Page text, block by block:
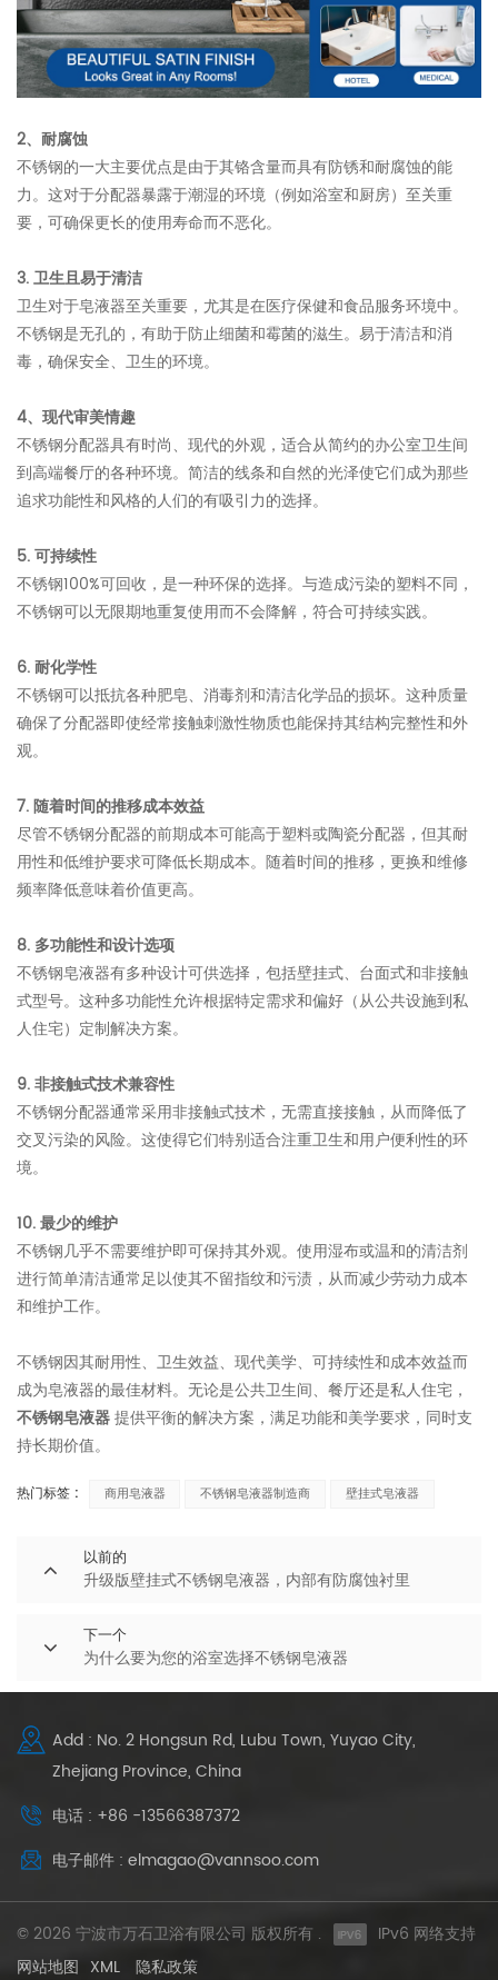
2、耐腐蚀
不锈钢的一大主要优点是由于其铬含量而具有防锈和耐腐蚀的能
力。这对于分配器暴露于潮湿的环境（例如浴室和厨房）至关重
要，可确保更长的使用寿命而不恶化。
3. 卫生且易于清洁
卫生对于皂液器至关重要，尤其是在医疗保健和食品服务环境中。
不锈钢是无孔的，有助于防止细菌和霉菌的滋生。易于清洁和消
毒，确保安全、卫生的环境。
4、现代审美情趣
不锈钢分配器具有时尚、现代的外观，适合从简约的办公室卫生间
到高端餐厅的各种环境。简洁的线条和自然的光泽使它们成为那些
追求功能性和风格的人们的有吸引力的选择。
5. 可持续性
不锈钢100%可回收，是一种环保的选择。与造成污染的塑料不同，
不锈钢可以无限期地重复使用而不会降解，符合可持续实践。
6. 耐化学性
不锈钢可以抵抗各种肥皂、消毒剂和清洁化学品的损坏。这种质量
确保了分配器即使经常接触刺激性物质也能保持其结构完整性和外
观。
7. 随着时间的推移成本效益
尽管不锈钢分配器的前期成本可能高于塑料或陶瓷分配器，但其耐
用性和低维护要求可降低长期成本。随着时间的推移，更换和维修
频率降低意味着价值更高。
8. 多功能性和设计选项
不锈钢皂液器有多种设计可供选择，包括壁挂式、台面式和非接触
式型号。这种多功能性允许根据特定需求和偏好（从公共设施到私
人住宅）定制解决方案。
9. 非接触式技术兼容性
不锈钢分配器通常采用非接触式技术，无需直接接触，从而降低了
交叉污染的风险。这使得它们特别适合注重卫生和用户便利性的环
境。
10. 最少的维护
不锈钢几乎不需要维护即可保持其外观。使用湿布或温和的清洁剂
进行简单清洁通常足以使其不留指纹和污渍，从而减少劳动力成本
和维护工作。
不锈钢因其耐用性、卫生效益、现代美学、可持续性和成本效益而
成为皂液器的最佳材料。无论是公共卫生间、餐厅还是私人住宅，
不锈钢皂液器提供平衡的解决方案，满足功能和美学要求，同时支
持长期价值。
热门标签 : 商用皂液器 不锈钢皂液器制造商 壁挂式皂液器
以前的
升级版壁挂式不锈钢皂液器，内部有防腐蚀衬里
下一个
为什么要为您的浴室选择不锈钢皂液器
Add : No. 2 Hongsun Rd, Lubu Town, Yuyao City,
Zhejiang Province, China
电话 : +86 -13566387372
电子邮件 : elmagao@vannsoo.com
© 2026 宁波市万石卫浴有限公司 版权所有 .
IPv6 网络支持
网站地图 XML 隐私政策